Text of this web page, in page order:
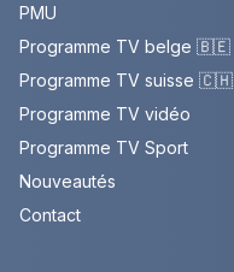
PMU
Programme TV belge 🇧🇪
Programme TV suisse 🇨🇭
Programme TV vidéo
Programme TV Sport
Nouveautés
Contact